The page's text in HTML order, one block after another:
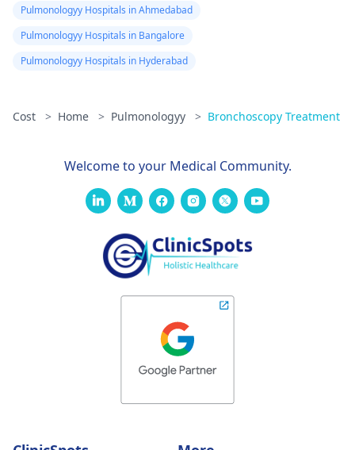
Pulmonologyy Hospitals in Ahmedabad
Pulmonologyy Hospitals in Bangalore
Pulmonologyy Hospitals in Hyderabad
Cost > Home > Pulmonologyy > Bronchoscopy Treatment
Welcome to your Medical Community.